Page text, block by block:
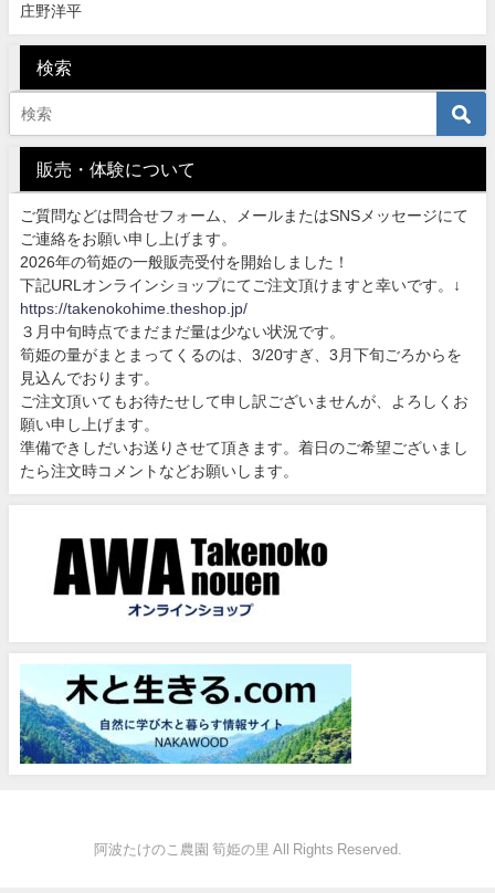
庄野洋平
検索
販売・体験について
ご質問などは問合せフォーム、メールまたはSNSメッセージにて
ご連絡をお願い申し上げます。
2026年の筍姫の一般販売受付を開始しました！
下記URLオンラインショップにてご注文頂けますと幸いです。↓
https://takenokohime.theshop.jp/
３月中旬時点でまだまだ量は少ない状況です。
筍姫の量がまとまってくるのは、3/20すぎ、3月下旬ごろからを
見込んでおります。
ご注文頂いてもお待たせして申し訳ございませんが、よろしくお
願い申し上げます。
準備できしだいお送りさせて頂きます。着日のご希望ございまし
たら注文時コメントなどお願いします。
阿波たけのこ農園 筍姫の里 All Rights Reserved.